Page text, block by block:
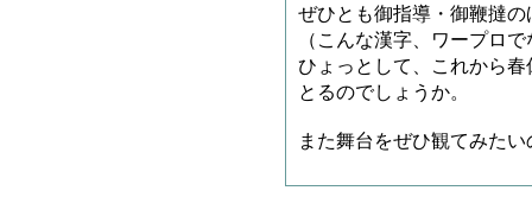
ぜひとも御指導・御鞭撻
（こんな漢字、ワープロ
ひょっとして、これから
とるのでしょうか。
また舞台をぜひ観てみた